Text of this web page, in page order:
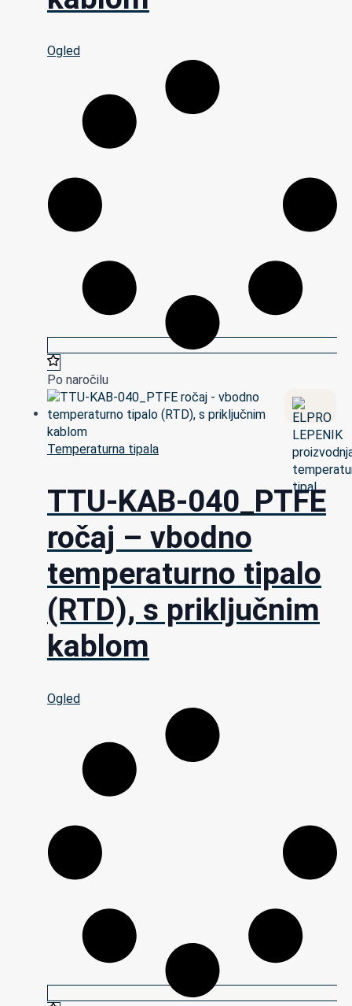
Ogled
Po naročilu
Temperaturna tipala
TTU-KAB-040_PTFE
ročaj – vbodno
temperaturno tipalo
(RTD), s priključnim
kablom
Ogled